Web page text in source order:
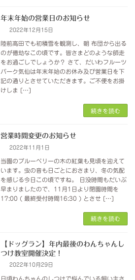
年末年始の営業日のお知らせ
2022年12月15日
陸前高田でも初積雪を観測し、朝 布団から出る
のが億劫なこの頃です。皆さまどのような師走
をお過ごしでしょうか？ さて、だいわフルーツ
パーク気仙は年末年始のお休み及び営業日を下
記の通りとさせていただきます。ご不便をお掛
けしま […]
続きを読む
営業時間変更のお知らせ
2022年11月1日
当園のブルーベリーの木の紅葉も見頃を迎えて
います。虫の音も日ごとにおさまり、冬の気配
を感じる今日この頃ですね。 日没時間もだいぶ
早まりましたので、11月1日より閉園時間を
17:00 ( 最終受付時間16:30 ) とさせ […]
続きを読む
【ドッグラン】年内最後のわんちゃんし
つけ教室開催決定！
2022年10月29日
日頃わんちゃんのしつけで悩んでいる飼い主さ